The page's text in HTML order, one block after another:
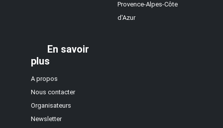
Provence-Alpes-Côte
d'Azur
En savoir
plus
A propos
Nous contacter
Organisateurs
Newsletter